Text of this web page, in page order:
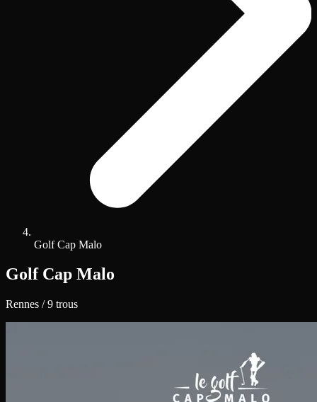
Golf Cap Malo
Golf Cap Malo
Rennes / 9 trous